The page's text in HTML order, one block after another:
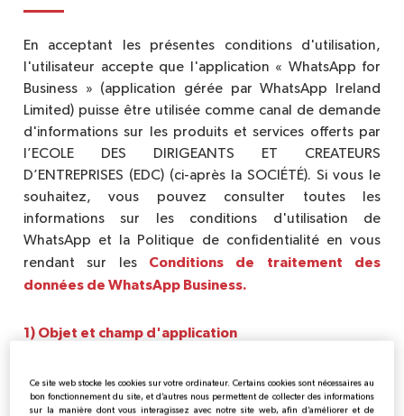
En acceptant les présentes conditions d'utilisation,
l'utilisateur accepte que l'application « WhatsApp for
Business » (application gérée par WhatsApp Ireland
Limited) puisse être utilisée comme canal de demande
d'informations sur les produits et services offerts par
l’ECOLE DES DIRIGEANTS ET CREATEURS
D’ENTREPRISES (EDC) (ci-après la SOCIÉTÉ). Si vous le
souhaitez, vous pouvez consulter toutes les
informations sur les conditions d'utilisation de
WhatsApp et la Politique de confidentialité en vous
rendant sur les Conditions de traitement des
données de WhatsApp Business.
1) Objet et champ d'application
réglementer la relation l’ECOLE DES DIRIGEANTS ET
CREATEURS D’ENTREPRISES (EDC) (ci-après dénommée
Ce site web stocke les cookies sur votre ordinateur. Certains cookies sont nécessaires au
bon fonctionnement du site, et d’autres nous permettent de collecter des informations
sur la manière dont vous interagissez avec notre site web, afin d’améliorer et de